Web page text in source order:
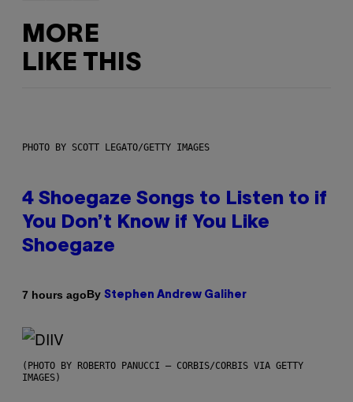
MORE
LIKE THIS
PHOTO BY SCOTT LEGATO/GETTY IMAGES
4 Shoegaze Songs to Listen to if
You Don’t Know if You Like
Shoegaze
7 hours agoBy Stephen Andrew Galiher
(PHOTO BY ROBERTO PANUCCI – CORBIS/CORBIS VIA GETTY
IMAGES)